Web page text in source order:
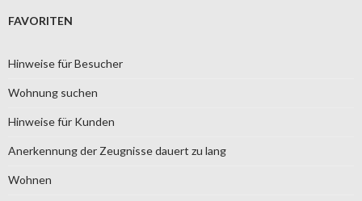
FAVORITEN
Hinweise für Besucher
Wohnung suchen
Hinweise für Kunden
Anerkennung der Zeugnisse dauert zu lang
Wohnen